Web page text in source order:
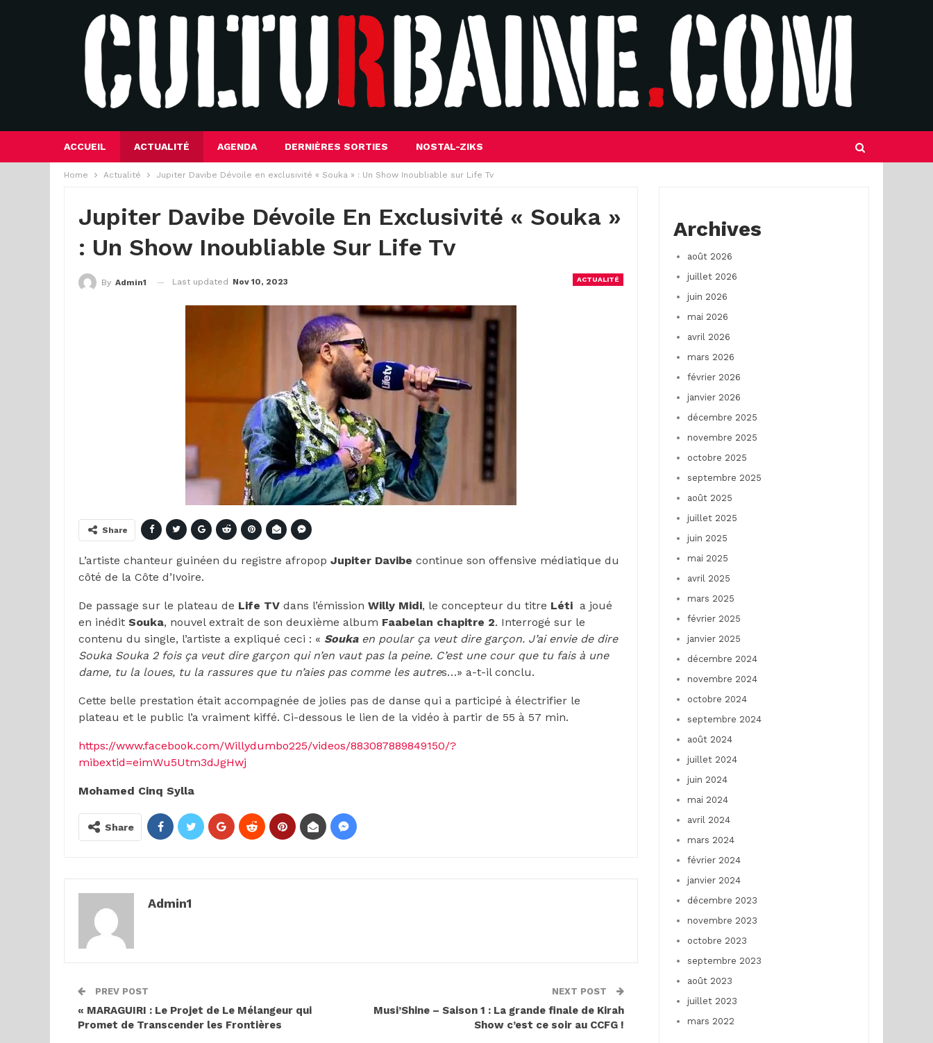
ACCUEIL ACTUALITÉ AGENDA DERNIÈRES SORTIES NOSTAL-ZIKS
Home Actualité Jupiter Davibe Dévoile en exclusivité « Souka » : Un Show Inoubliable sur Life Tv
Jupiter Davibe Dévoile En Exclusivité « Souka »
: Un Show Inoubliable Sur Life Tv
ACTUALITÉ
By Admin1 Last updated Nov 10, 2023
Share
L’artiste chanteur guinéen du registre afropop Jupiter Davibe continue son offensive médiatique du
côté de la Côte d’Ivoire.
De passage sur le plateau de Life TV dans l’émission Willy Midi, le concepteur du titre Léti a joué
en inédit Souka, nouvel extrait de son deuxième album Faabelan chapitre 2. Interrogé sur le
contenu du single, l’artiste a expliqué ceci : « Soukaen poular ça veut dire garçon. J’ai envie de dire
Souka Souka 2 fois ça veut dire garçon qui n’en vaut pas la peine. C’est une cour que tu fais à une
dame, tu la loues, tu la rassures que tu n’aies pas comme les autres…» a-t-il conclu.
Cette belle prestation était accompagnée de jolies pas de danse qui a participé à électrifier le
plateau et le public l’a vraiment kiffé. Ci-dessous le lien de la vidéo à partir de 55 à 57 min.
https://www.facebook.com/Willydumbo225/videos/883087889849150/?
mibextid=eimWu5Utm3dJgHwj
Mohamed Cinq Sylla
Share
Admin1
PREV POST
« MARAGUIRI : Le Projet de Le Mélangeur qui
Promet de Transcender les Frontières
NEXT POST
Musi’Shine – Saison 1 : La grande finale de Kirah
Show c’est ce soir au CCFG !
Archives
août 2026
juillet 2026
juin 2026
mai 2026
avril 2026
mars 2026
février 2026
janvier 2026
décembre 2025
novembre 2025
octobre 2025
septembre 2025
août 2025
juillet 2025
juin 2025
mai 2025
avril 2025
mars 2025
février 2025
janvier 2025
décembre 2024
novembre 2024
octobre 2024
septembre 2024
août 2024
juillet 2024
juin 2024
mai 2024
avril 2024
mars 2024
février 2024
janvier 2024
décembre 2023
novembre 2023
octobre 2023
septembre 2023
août 2023
juillet 2023
mars 2022